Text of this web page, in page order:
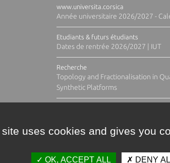
www.universita.corsica
Année universitaire 2026/2027 -
Etudiants & futurs étudiants
Dates de rentrée 2026/2027 | IUT
Recherche
Topology and Fractionalisation in
Synthetic Platforms
uses cookies and gives you
OK, ACCEPT ALL DENY